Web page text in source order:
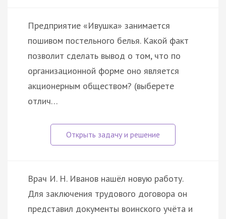
Предприятие «Ивушка» занимается
пошивом постельного белья. Какой факт
позволит сделать вывод о том, что по
организационной форме оно является
акционерным обществом? (выберете
отлич…
Врач И. Н. Иванов нашёл новую работу.
Для заключения трудового договора он
представил документы воинского учёта и